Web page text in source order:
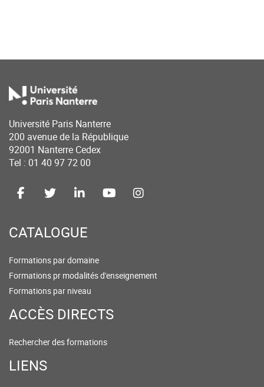
Université Paris Nanterre
200 avenue de la République
92001 Nanterre Cedex
Tel : 01 40 97 72 00
CATALOGUE
Formations par domaine
Formations pr modalités d'enseignement
Formations par niveau
ACCÈS DIRECTS
Rechercher des formations
LIENS